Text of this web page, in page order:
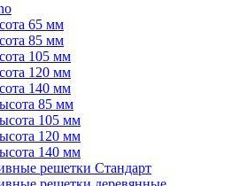
65 мм
85 мм
105 мм
120 мм
140 мм
85 мм
105 мм
120 мм
140 мм
решетки Стандарт